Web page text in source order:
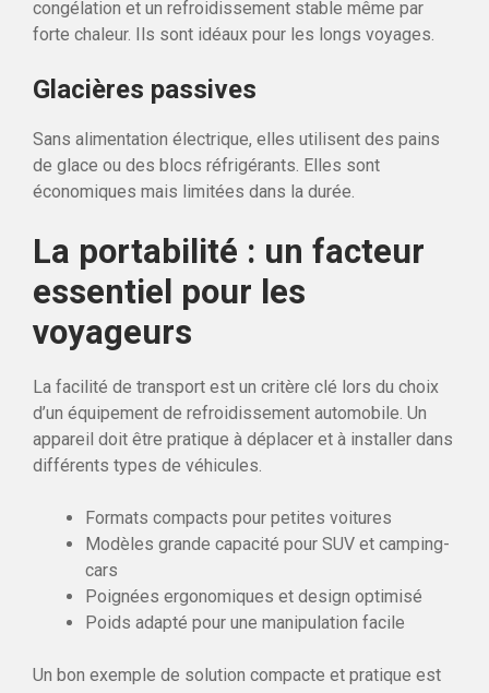
congélation et un refroidissement stable même par
forte chaleur. Ils sont idéaux pour les longs voyages.
Glacières passives
Sans alimentation électrique, elles utilisent des pains
de glace ou des blocs réfrigérants. Elles sont
économiques mais limitées dans la durée.
La portabilité : un facteur
essentiel pour les
voyageurs
La facilité de transport est un critère clé lors du choix
d’un équipement de refroidissement automobile. Un
appareil doit être pratique à déplacer et à installer dans
différents types de véhicules.
Formats compacts pour petites voitures
Modèles grande capacité pour SUV et camping-
cars
Poignées ergonomiques et design optimisé
Poids adapté pour une manipulation facile
Un bon exemple de solution compacte et pratique est